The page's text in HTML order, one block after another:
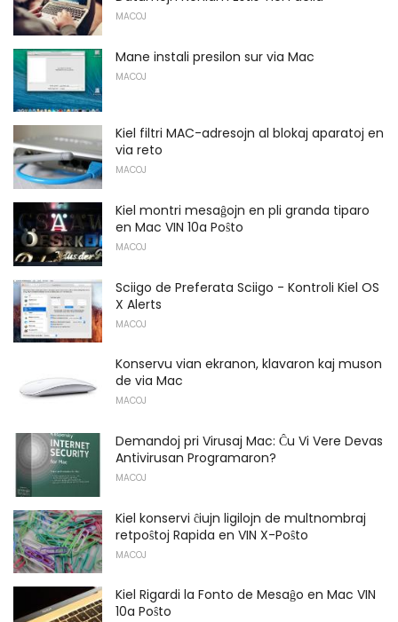
MACOJ
Mane instali presilon sur via Mac
MACOJ
Kiel filtri MAC-adresojn al blokaj aparatoj en
via reto
MACOJ
Kiel montri mesaĝojn en pli granda tiparo
en Mac VIN 10a Poŝto
MACOJ
Sciigo de Preferata Sciigo - Kontroli Kiel OS
X Alerts
MACOJ
Konservu vian ekranon, klavaron kaj muson
de via Mac
MACOJ
Demandoj pri Virusaj Mac: Ĉu Vi Vere Devas
Antivirusan Programaron?
MACOJ
Kiel konservi ĉiujn ligilojn de multnombraj
retpoŝtoj Rapida en VIN X-Poŝto
MACOJ
Kiel Rigardi la Fonto de Mesaĝo en Mac VIN
10a Poŝto